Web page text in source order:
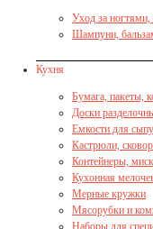
Уход за ногтями,
Шампуни,
Кухня
Бумага, пакеты,
Доски
Емкости для
Кастрюли,
Контейнеры,
Кухонная
Мерные кружки
Мясорубки и
Наборы для